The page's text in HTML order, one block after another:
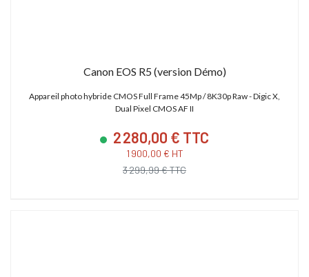
Canon EOS R5 (version Démo)
Appareil photo hybride CMOS Full Frame 45Mp / 8K30p Raw - Digic X,
Dual Pixel CMOS AF II
2 280,00 € TTC
1 900,00 € HT
3 299,99 € TTC